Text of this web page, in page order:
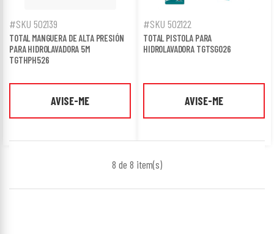
#SKU 502139
TOTAL MANGUERA DE ALTA PRESIÓN
PARA HIDROLAVADORA 5M
TGTHPH526
AVISE-ME
#SKU 502122
TOTAL PISTOLA PARA
HIDROLAVADORA TGTSG026
AVISE-ME
8 de 8 item(s)